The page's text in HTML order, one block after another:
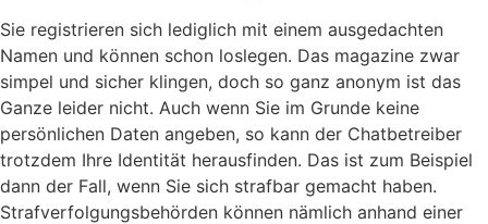
Sie registrieren sich lediglich mit einem ausgedachten
Namen und können schon loslegen. Das magazine zwar
simpel und sicher klingen, doch so ganz anonym ist das
Ganze leider nicht. Auch wenn Sie im Grunde keine
persönlichen Daten angeben, so kann der Chatbetreiber
trotzdem Ihre Identität herausfinden. Das ist zum Beispiel
dann der Fall, wenn Sie sich strafbar gemacht haben.
Strafverfolgungsbehörden können nämlich anhand einer